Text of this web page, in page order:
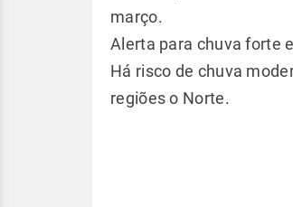
março.
Alerta para chuva forte
Há risco de chuva
regiões o Norte.